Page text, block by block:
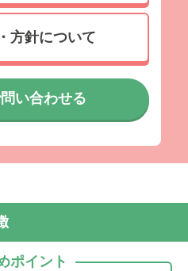
方針について
い合わせる
ポイント